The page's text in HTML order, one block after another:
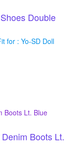
Double
for : Yo-SD Doll
Boots Lt.